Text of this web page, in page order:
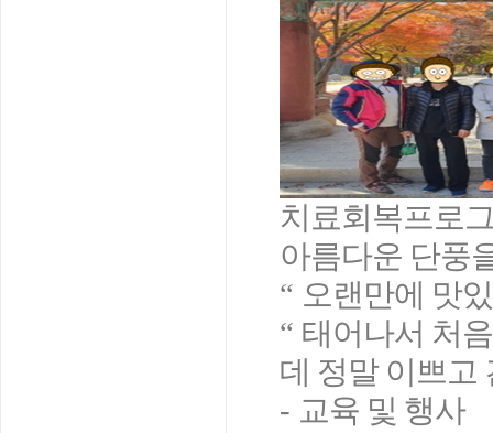
치료회복프로
아름다운 단풍
“ 오랜만에 맛
“ 태어나서 처
데 정말 이쁘고
- 교육 및 행사